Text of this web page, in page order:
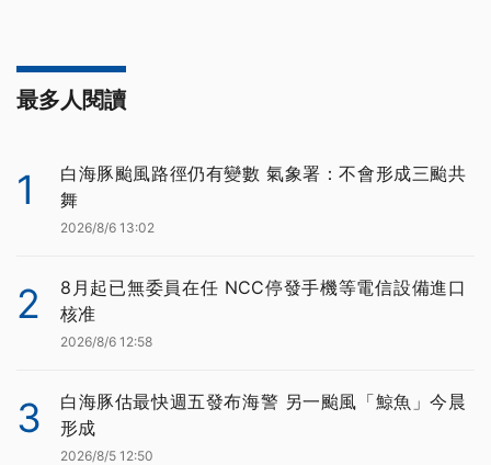
最多人閱讀
1
白海豚颱風路徑仍有變數 氣象署：不會形成三颱共
舞
2026/8/6 13:02
2
8月起已無委員在任 NCC停發手機等電信設備進口
核准
2026/8/6 12:58
3
白海豚估最快週五發布海警 另一颱風「鯨魚」今晨
形成
2026/8/5 12:50